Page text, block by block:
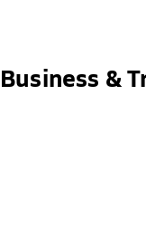
Business &